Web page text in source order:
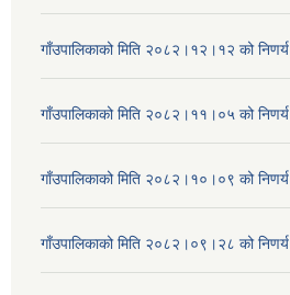
गाँउपालिकाको मिति २०८२।१२।१२ को निणर्य
गाँउपालिकाको मिति २०८२।११।०५ को निणर्य
गाँउपालिकाको मिति २०८२।१०।०९ को निणर्य
गाँउपालिकाको मिति २०८२।०९।२८ को निणर्य